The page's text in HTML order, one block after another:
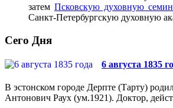
затем Псковскую духовную
Санкт-Петербургскую духовную
Сего Дня
6 августа 1835
В эстонском городе Дерпте (Тарту)
Антонович Раух (ум.1921). Доктор,